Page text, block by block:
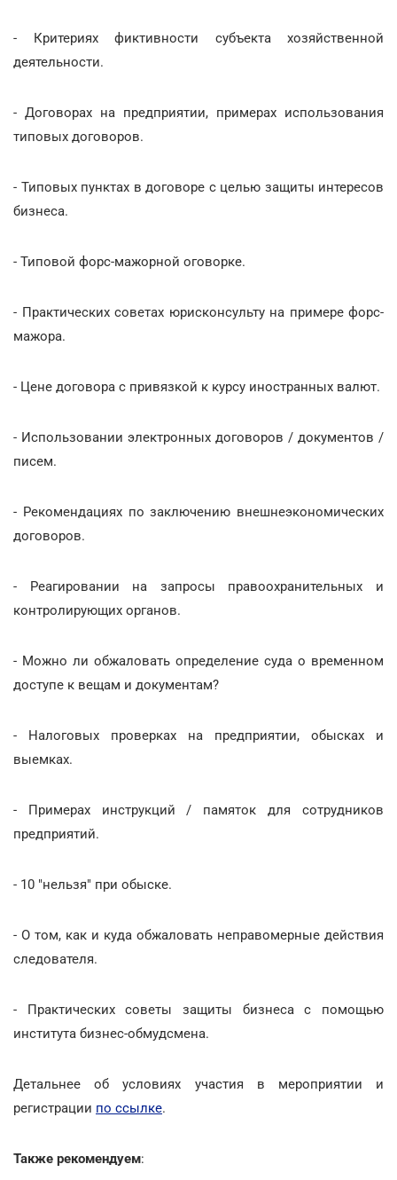
- Критериях фиктивности субъекта хозяйственной
деятельности.
- Договорах на предприятии, примерах использования
типовых договоров.
- Типовых пунктах в договоре с целью защиты интересов
бизнеса.
- Типовой форс-мажорной оговорке.
- Практических советах юрисконсульту на примере форс-
мажора.
- Цене договора с привязкой к курсу иностранных валют.
- Использовании электронных договоров / документов /
писем.
- Рекомендациях по заключению внешнеэкономических
договоров.
- Реагировании на запросы правоохранительных и
контролирующих органов.
- Можно ли обжаловать определение суда о временном
доступе к вещам и документам?
- Налоговых проверках на предприятии, обысках и
выемках.
- Примерах инструкций / памяток для сотрудников
предприятий.
- 10 "нельзя" при обыске.
- О том, как и куда обжаловать неправомерные действия
следователя.
- Практических советы защиты бизнеса с помощью
института бизнес-обмудсмена.
Детальнее об условиях участия в мероприятии и
регистрации по ссылке.
Также рекомендуем: